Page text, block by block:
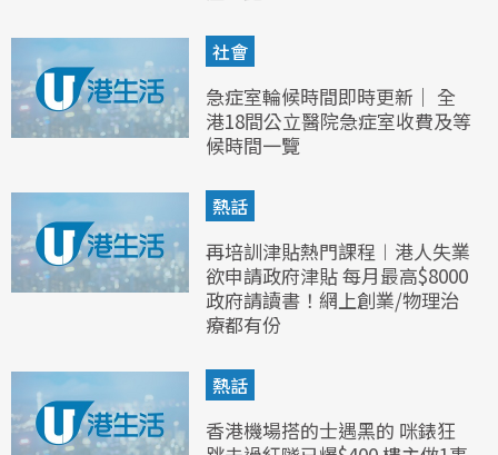
社會
急症室輪候時間即時更新｜ 全
港18間公立醫院急症室收費及等
候時間一覽
熱話
再培訓津貼熱門課程︱港人失業
欲申請政府津貼 每月最高$8000
政府請讀書！網上創業/物理治
療都有份
熱話
香港機場搭的士遇黑的 咪錶狂